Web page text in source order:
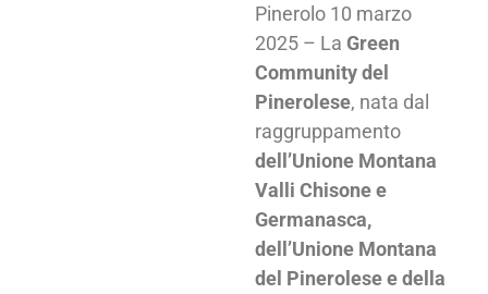
Pinerolo 10 marzo
2025 – La Green
Community del
Pinerolese, nata dal
raggruppamento
dell’Unione Montana
Valli Chisone e
Germanasca,
dell’Unione Montana
del Pinerolese e della